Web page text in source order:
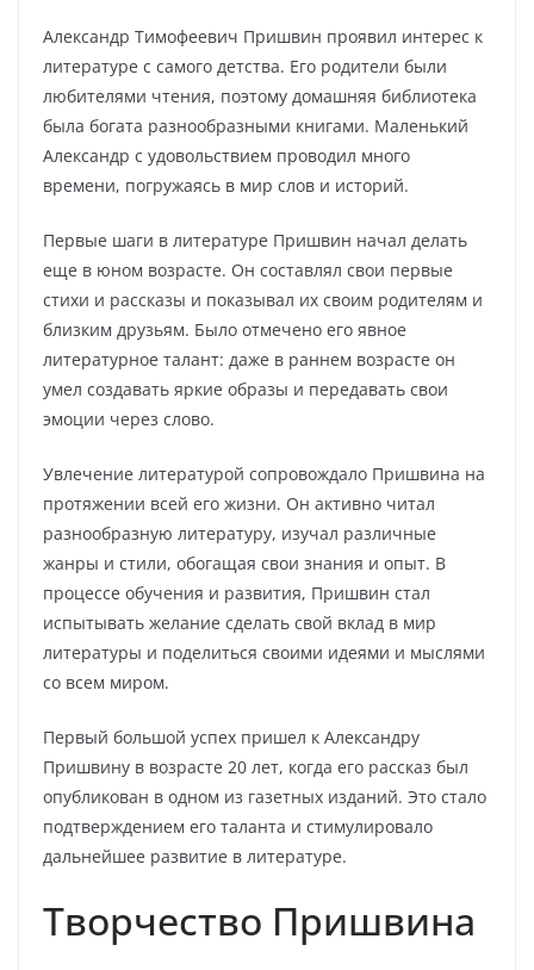
Александр Тимофеевич Пришвин проявил интерес к
литературе с самого детства. Его родители были
любителями чтения, поэтому домашняя библиотека
была богата разнообразными книгами. Маленький
Александр с удовольствием проводил много
времени, погружаясь в мир слов и историй.
Первые шаги в литературе Пришвин начал делать
еще в юном возрасте. Он составлял свои первые
стихи и рассказы и показывал их своим родителям и
близким друзьям. Было отмечено его явное
литературное талант: даже в раннем возрасте он
умел создавать яркие образы и передавать свои
эмоции через слово.
Увлечение литературой сопровождало Пришвина на
протяжении всей его жизни. Он активно читал
разнообразную литературу, изучал различные
жанры и стили, обогащая свои знания и опыт. В
процессе обучения и развития, Пришвин стал
испытывать желание сделать свой вклад в мир
литературы и поделиться своими идеями и мыслями
со всем миром.
Первый большой успех пришел к Александру
Пришвину в возрасте 20 лет, когда его рассказ был
опубликован в одном из газетных изданий. Это стало
подтверждением его таланта и стимулировало
дальнейшее развитие в литературе.
Творчество Пришвина